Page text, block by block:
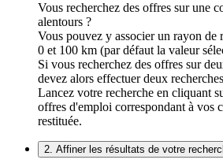
Vous recherchez des offres sur une
alentours ?
Vous pouvez y associer un rayon de
0 et 100 km (par défaut la valeur
Si vous recherchez des offres sur
devez alors effectuer deux
Lancez votre recherche en cliquant
offres d'emploi correspondant à vos
restituée.
2. Affiner les résultats de votre